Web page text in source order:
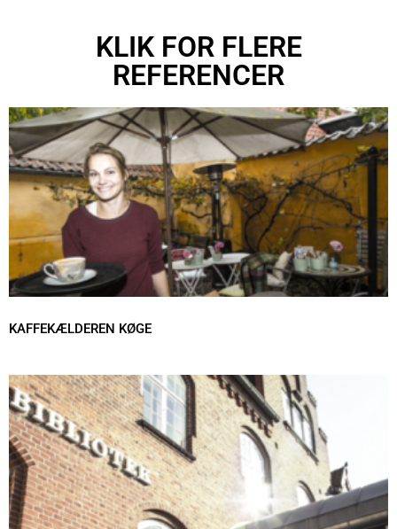
KLIK FOR FLERE
REFERENCER
KAFFEKÆLDEREN KØGE